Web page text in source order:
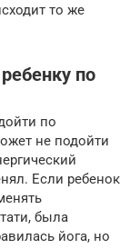
то же
по
по
не подойти
Если ребенок
была
йога, но